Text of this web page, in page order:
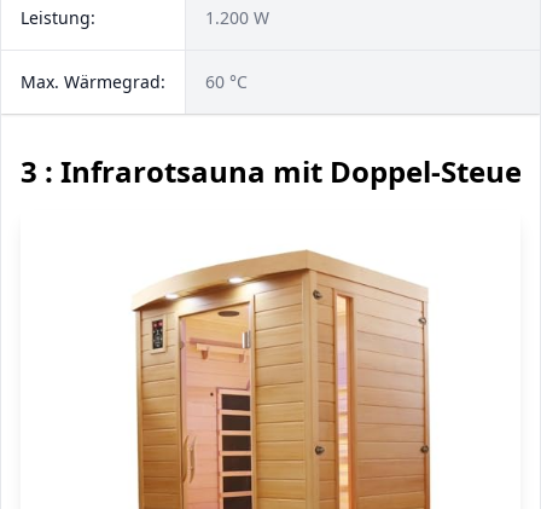
Leistung: 1.200 W
Max. Wärmegrad: 60 °C
3 : Infrarotsauna mit Doppel-